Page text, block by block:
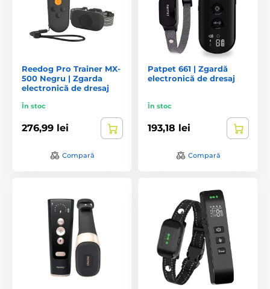
Reedog Pro Trainer MX-
500 Negru | Zgarda
electronică de dresaj
În stoc
276,99 lei
Compară
Patpet 661 | Zgardă
electronică de dresaj
În stoc
193,18 lei
Compară